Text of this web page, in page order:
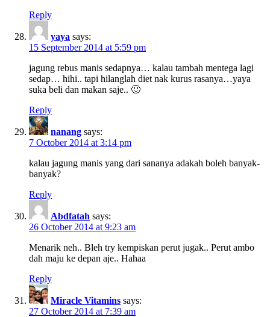
Reply
yaya says:
15 September 2014 at 5:59 pm
jagung rebus manis sedapnya… kalau tambah mentega lagi
sedap… hihi.. tapi hilanglah diet nak kurus rasanya…yaya
suka beli dan makan saje.. 🙂
Reply
nanang says:
7 October 2014 at 3:14 pm
kalau jagung manis yang dari sananya adakah boleh banyak-
banyak?
Reply
Abdfatah says:
26 October 2014 at 9:23 am
Menarik neh.. Bleh try kempiskan perut jugak.. Perut ambo
dah maju ke depan aje.. Hahaa
Reply
Miracle Vitamins says:
27 October 2014 at 7:39 am